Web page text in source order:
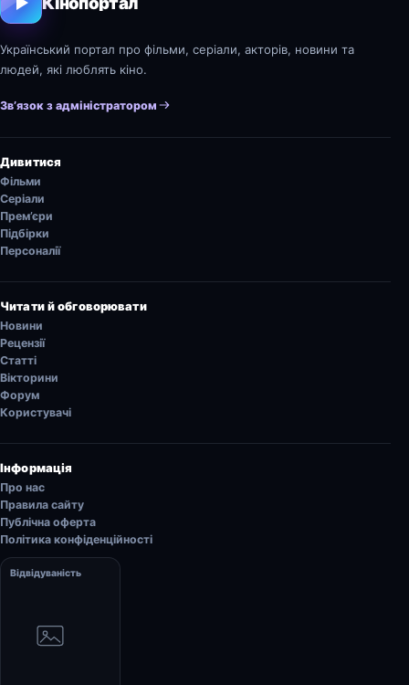
Український портал про фільми, серіали, акторів, новини та
людей, які люблять кіно.
Зв’язок з адміністратором
Дивитися
Фільми
Серіали
Прем’єри
Підбірки
Персоналії
Читати й обговорювати
Новини
Рецензії
Статті
Вікторини
Форум
Користувачі
Інформація
Про нас
Правила сайту
Публічна оферта
Політика конфіденційності
Відвідуваність